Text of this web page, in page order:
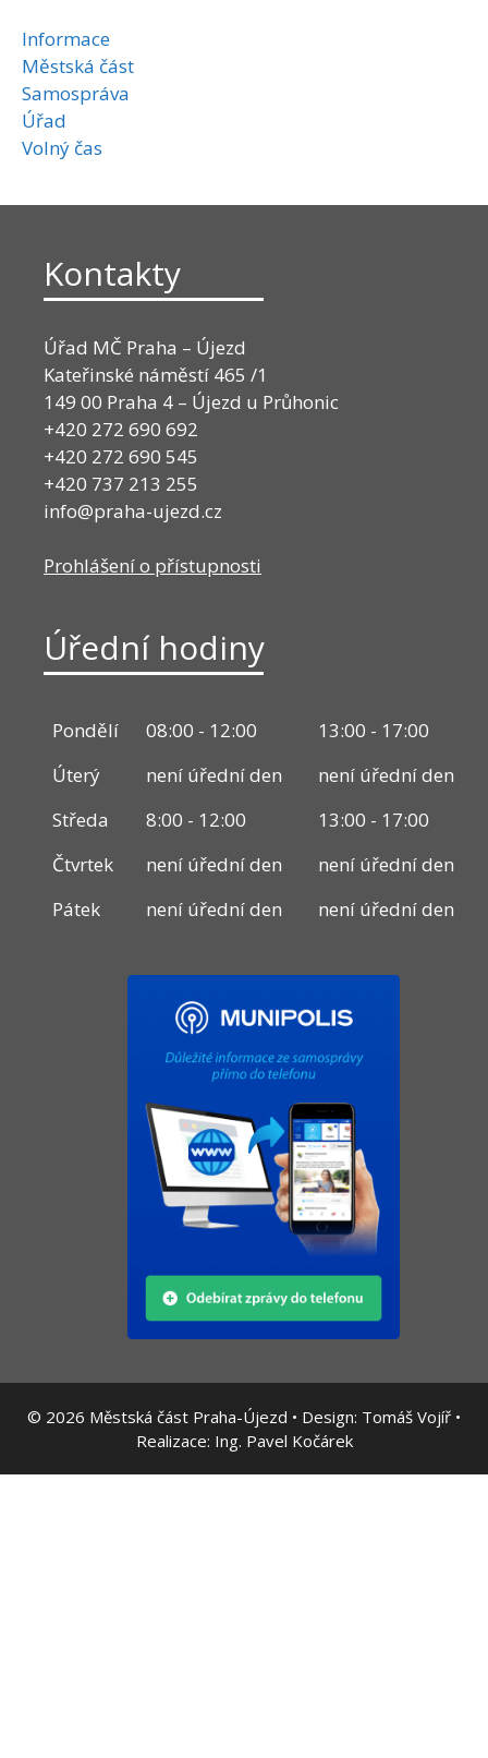
Informace
Městská část
Samospráva
Úřad
Volný čas
Kontakty
Úřad MČ Praha – Újezd
Kateřinské náměstí 465 /1
149 00 Praha 4 – Újezd u Průhonic
+420 272 690 692
+420 272 690 545
+420 737 213 255
info@praha-ujezd.cz
Prohlášení o přístupnosti
Úřední hodiny
Pondělí 08:00 - 12:00
13:00 - 17:00
Úterý
není úřední den
není úřední den
Středa
8:00 - 12:00
13:00 - 17:00
Čtvrtek
není úřední den
není úřední den
Pátek
není úřední den není úřední den
© 2026 Městská část Praha-Újezd • Design: Tomáš Vojíř •
Realizace: Ing. Pavel Kočárek